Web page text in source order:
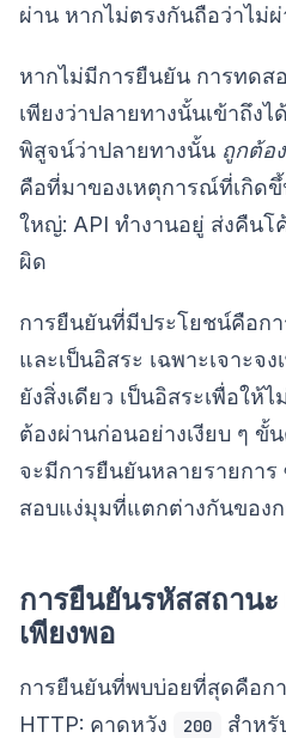
ผ่าน หากไม่ตรงกันถือว่าไม่
หากไม่มีการยืนยัน การทด
เพียงว่าปลายทางนั้นเข้าถึง
พิสูจน์ว่าปลายทางนั้น ถูกต้อง
คือที่มาของเหตุการณ์ที่เกิด
ใหญ่: API ทำงานอยู่ ส่งคืนโ
ผิด
การยืนยันที่มีประโยชน์คือกา
และเป็นอิสระ เฉพาะเจาะจ
ยังสิ่งเดียว เป็นอิสระเพื่อใ
ต้องผ่านก่อนอย่างเงียบ ๆ ขั้
จะมีการยืนยันหลายรายการ
สอบแง่มุมที่แตกต่างกันของ
การยืนยันรหัสสถาน
เพียงพอ
การยืนยันที่พบบ่อยที่สุดคือก
HTTP: คาดหวัง
200 สำหรั